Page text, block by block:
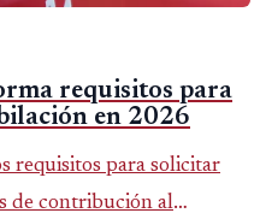
requisitos para
en 2026
requisitos para solicitar
de contribución al